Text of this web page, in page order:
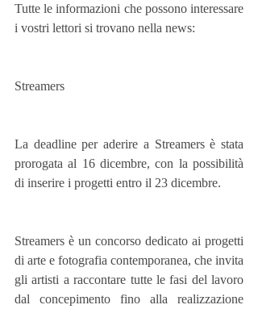
Tutte le informazioni che possono interessare
i vostri lettori si trovano nella news:
Streamers
La deadline per aderire a Streamers è stata
prorogata al 16 dicembre, con la possibilità
di inserire i progetti entro il 23 dicembre.
Streamers è un concorso dedicato ai progetti
di arte e fotografia contemporanea, che invita
gli artisti a raccontare tutte le fasi del lavoro
dal concepimento fino alla realizzazione